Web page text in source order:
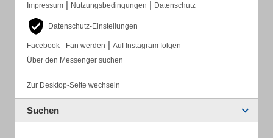
Impressum | Nutzungsbedingungen | Datenschutz
Datenschutz-Einstellungen
Facebook - Fan werden | Auf Instagram folgen
Über den Messenger suchen
Zur Desktop-Seite wechseln
Suchen